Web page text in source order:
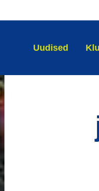
Uudised